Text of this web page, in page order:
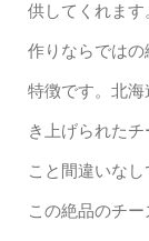
供してくれま
作りならでは
特徴です。北
き上げられた
こと間違いな
この絶品のチー